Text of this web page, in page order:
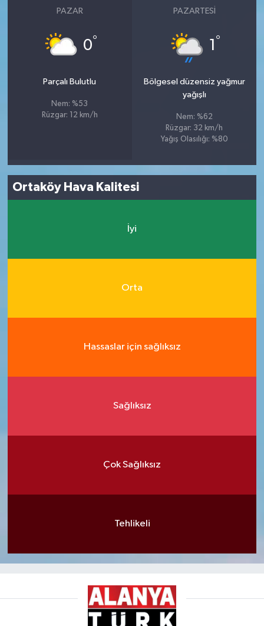
PAZAR
0°
Parçalı Bulutlu
Nem: %53
Rüzgar: 12 km/h
PAZARTESI
1 °
Bölgesel düzensiz yağmur
yağışlı
Nem: %62
Rüzgar: 32 km/h
Yağış Olasılığı: %80
Ortaköy Hava Kalitesi
İyi
Orta
Hassaslar için sağlıksız
Sağlıksız
Çok Sağlıksız
Tehlikeli